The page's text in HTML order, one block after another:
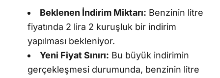
Beklenen İndirim Miktarı: Benzinin litre
fiyatında 2 lira 2 kuruşluk bir indirim
yapılması bekleniyor.
Yeni Fiyat Sınırı: Bu büyük indirimin
gerçekleşmesi durumunda, benzinin litre